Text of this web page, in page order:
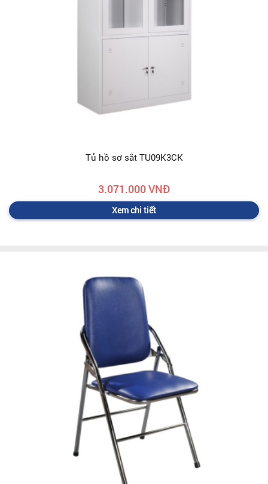
Tủ hồ sơ sắt TU09K3CK
3.071.000 VNĐ
Xem chi tiết